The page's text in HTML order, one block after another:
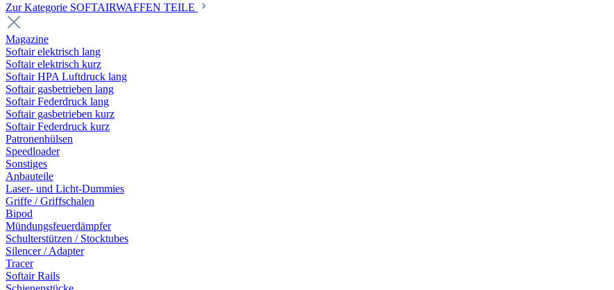
Zur Kategorie SOFTAIRWAFFEN TEILE
Magazine
Softair elektrisch lang
Softair elektrisch kurz
Softair HPA Luftdruck lang
Softair gasbetrieben lang
Softair Federdruck lang
Softair gasbetrieben kurz
Softair Federdruck kurz
Patronenhülsen
Speedloader
Sonstiges
Anbauteile
Laser- und Licht-Dummies
Griffe / Griffschalen
Bipod
Mündungsfeuerdämpfer
Schulterstützen / Stocktubes
Silencer / Adapter
Tracer
Softair Rails